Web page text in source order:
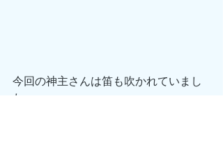
今回の神主さんは笛も吹かれていまし
た。